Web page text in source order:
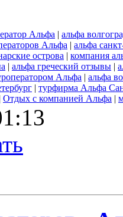
Альфа | альфа
Альфа | альфа
острова | компания
| альфа греческий отзывы |
Альфа | альфа
| турфирма Альфа
Отдых с компанией Альфа |